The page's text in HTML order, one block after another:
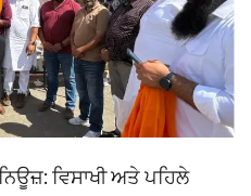
ਵਿਸਾਖੀ ਅਤੇ ਪਹਿਲੇ